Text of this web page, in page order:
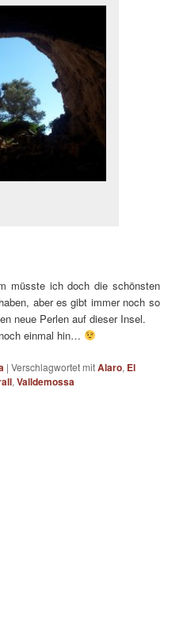
müsste ich doch die schönsten
aber es gibt immer noch so
neue Perlen auf dieser Insel.
einmal hin…
|Verschlagwortet mitAlaro, El
,Valldemossa